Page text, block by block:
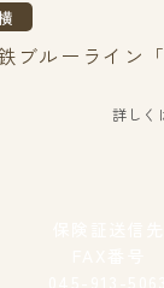
ブルーライン
詳しく